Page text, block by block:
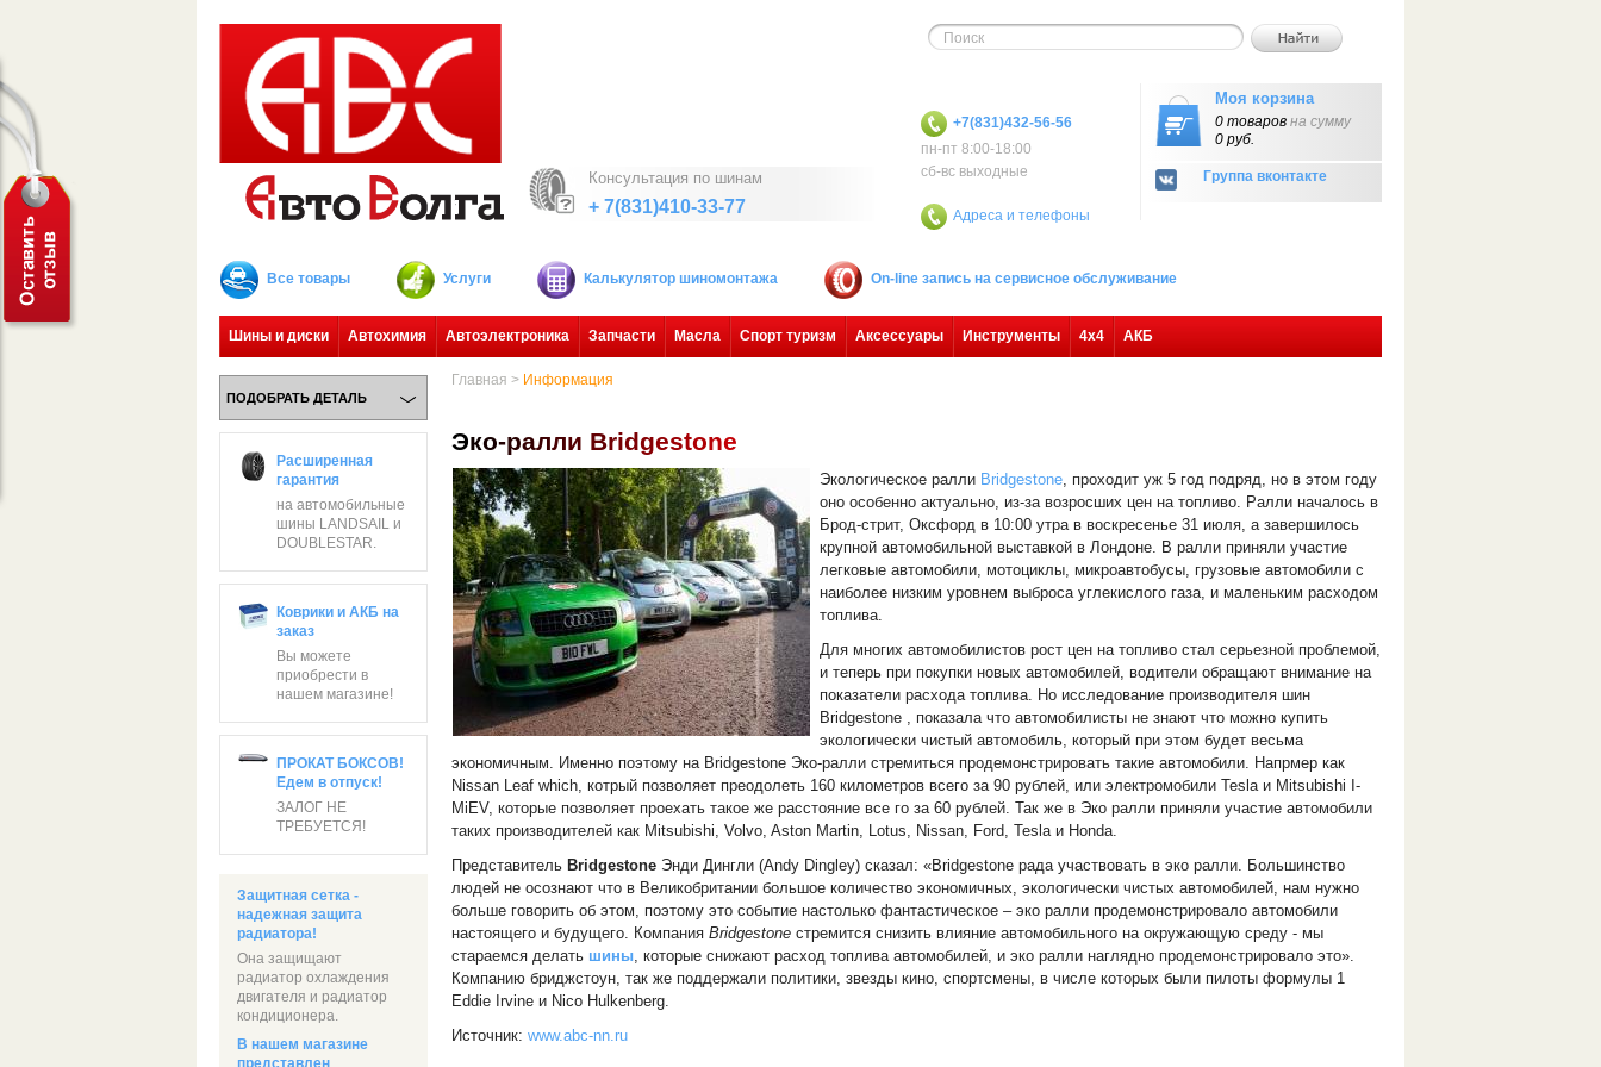
Консультация по шинам
+ 7(831)410-33-77
+7(831)432-56-56
пн-пт 8:00-18:00
сб-вс выходные
Адреса и телефоны
Группа вконтакте
Моя корзина
0 товаров на сумму
0 руб.
Все товары Услуги Калькулятор шиномонтажа On-line запись на сервисное обслуживание
Шины и диски Автохимия Автоэлектроника Запчасти Масла Спорт туризм Аксессуары Инструменты 4х4 АКБ
ПОДОБРАТЬ ДЕТАЛЬ
Расширенная
гарантия
на автомобильные
шины LANDSAIL и
DOUBLESTAR.
Коврики и АКБ на
заказ
Вы можете
приобрести в
нашем магазине!
ПРОКАТ БОКСОВ!
Едем в отпуск!
ЗАЛОГ НЕ
ТРЕБУЕТСЯ!
Защитная сетка -
надежная защита
радиатора!
Она защищают
радиатор охлаждения
двигателя и радиатор
кондиционера.
В нашем магазине
представлен
Главная > Информация
Эко-ралли Bridgestone
Экологическое ралли Bridgestone , проходит уж 5 год подряд, но в этом году
оно особенно актуально, из-за возросших цен на топливо. Ралли началось в
Брод-стрит, Оксфорд в 10:00 утра в воскресенье 31 июля, а завершилось
крупной автомобильной выставкой в Лондоне. В ралли приняли участие
легковые автомобили, мотоциклы, микроавтобусы, грузовые автомобили с
наиболее низким уровнем выброса углекислого газа, и маленьким расходом
топлива.
Для многих автомобилистов рост цен на топливо стал серьезной проблемой,
и теперь при покупки новых автомобилей, водители обращают внимание на
показатели расхода топлива. Но исследование производителя шин
Bridgestone , показала что автомобилисты не знают что можно купить
экологически чистый автомобиль, который при этом будет весьма
экономичным. Именно поэтому на Bridgestone Эко-ралли стремиться продемонстрировать такие автомобили. Напрмер как
Nissan Leaf which, котрый позволяет преодолеть 160 километров всего за 90 рублей, или электромобили Tesla и Mitsubishi I-
MiEV, которые позволяет проехать такое же расстояние все го за 60 рублей. Так же в Эко ралли приняли участие автомобили
таких производителей как Mitsubishi, Volvo, Aston Martin, Lotus, Nissan, Ford, Tesla и Honda.
Представитель Bridgestone Энди Дингли (Andy Dingley) сказал: «Bridgestone рада участвовать в эко ралли. Большинство
людей не осознают что в Великобритании большое количество экономичных, экологически чистых автомобилей, нам нужно
больше говорить об этом, поэтому это событие настолько фантастическое – эко ралли продемонстрировало автомобили
настоящего и будущего. Компания Bridgestone стремится снизить влияние автомобильного на окружающую среду - мы
стараемся делать шины , которые снижают расход топлива автомобилей, и эко ралли наглядно продемонстрировало это».
Компанию бриджстоун, так же поддержали политики, звезды кино, спортсмены, в числе которых были пилоты формулы 1
Eddie Irvine и Nico Hulkenberg.
Источник: www.abc-nn.ru